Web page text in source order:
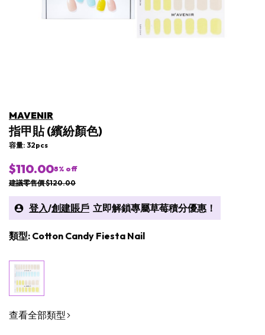
MAVENIR
指甲貼 (繽紛顏色)
容量: 32pcs
$110.008% off
建議零售價 $120.00
登入/創建賬戶 立即解鎖專屬草莓積分優惠！
類型: Cotton Candy Fiesta Nail
查看全部類型